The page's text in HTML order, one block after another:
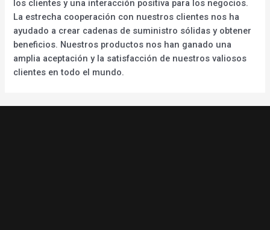
los clientes y una interacción positiva para los negocios.
La estrecha cooperación con nuestros clientes nos ha
ayudado a crear cadenas de suministro sólidas y obtener
beneficios. Nuestros productos nos han ganado una
amplia aceptación y la satisfacción de nuestros valiosos
clientes en todo el mundo.